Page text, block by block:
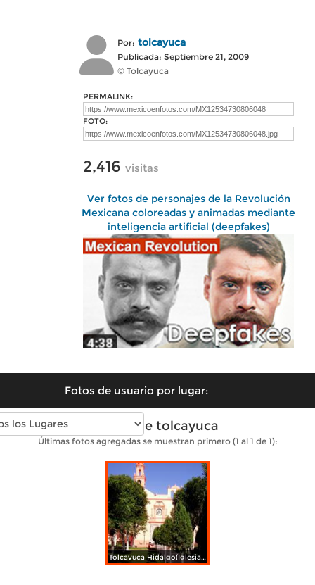
Por: tolcayuca
Publicada: Septiembre 21, 2009
© Tolcayuca
PERMALINK:
FOTO:
2,416 visitas
Ver fotos de personajes de la Revolución
Mexicana coloreadas y animadas mediante
inteligencia artificial (deepfakes)
Fotos de usuario por lugar:
Fotos de tolcayuca
Últimas fotos agregadas se muestran primero (1 al 1 de 1):
Tolcayuca Hidalgo(Iglesia San Juan Bautista)